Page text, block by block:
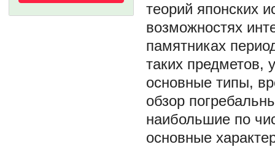
теорий японских
возможностях
памятниках
таких предметов,
основные типы,
обзор
наибольшие по
основные